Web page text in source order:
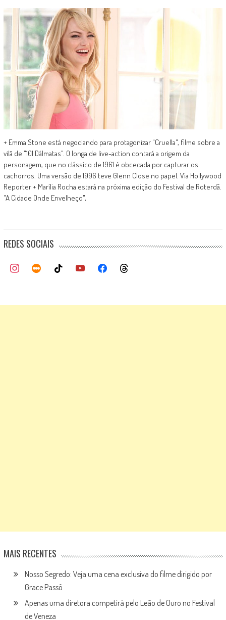
+ Emma Stone está negociando para protagonizar "Cruella", filme sobre a
vilã de "101 Dálmatas". O longa de live-action contará a origem da
personagem, que no clássico de 1961 é obcecada por capturar os
cachorros. Uma versão de 1996 teve Glenn Close no papel. Via Hollywood
Reporter + Marília Rocha estará na próxima edição do Festival de Roterdã.
"A Cidade Onde Envelheço",
REDES SOCIAIS
MAIS RECENTES
Nosso Segredo: Veja uma cena exclusiva do filme dirigido por
Grace Passô
Apenas uma diretora competirá pelo Leão de Ouro no Festival
de Veneza